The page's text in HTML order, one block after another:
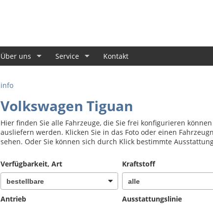
Über uns Service Kontakt
info
Volkswagen Tiguan
Hier finden Sie alle Fahrzeuge, die Sie frei konfigurieren
ausliefern werden. Klicken Sie in das Foto oder einen
sehen. Oder Sie können sich durch Klick bestimmte
Verfügbarkeit, Art Kraftstoff
Antrieb Ausstattungslinie